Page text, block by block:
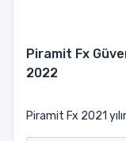
Piramit Fx
2022
Piramit Fx 2021